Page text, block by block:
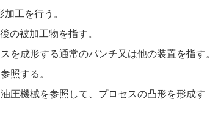
工を行う。
の被加工物を指す。
を成形する通常のパンチ又は他の装置を指す。
照する。
圧機械を参照して、プロセスの凸形を形成す